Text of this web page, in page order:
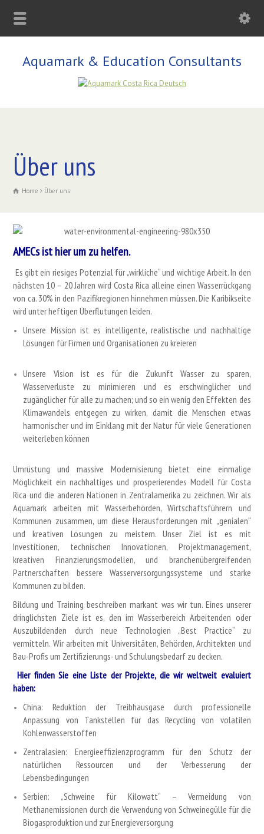
Aquamark & Education Consultants
Über uns
Home Über uns
AMECs ist hier um zu helfen.
Es gibt ein riesiges Potenzial für „wirkliche“ und wichtige Arbeit. In den
nächsten 10 – 20 Jahren wird Costa Rica alleine einen Wasserrückgang
von ca. 30% in den Pazifikregionen hinnehmen müssen. Die Karibikseite
wird unter heftigen Überflutungen leiden.
Unsere Mission ist es intelligente, realistische und nachhaltige
Lösungen für Firmen und Organisationen zu kreieren
Unsere Vision ist es für die Zukunft Wasser zu sparen,
Wasserverluste zu minimieren und es erschwinglicher und
zugänglicher für alle zu machen; und so ein wenig den Effekten des
Klimawandels entgegen zu wirken, damit die Menschen etwas
harmonischer und im Einklang mit der Natur für viele Generationen
weiterleben können
Umrüstung und massive Modernisierung bietet eine einmalige
Möglichkeit ein nachhaltiges und prosperierendes Modell für Costa
Rica und die anderen Nationen in Zentralamerika zu zeichnen. Wir als
Aquamark arbeiten mit Wasserbehörden, Wirtschaftsführern und
Kommunen zusammen, um diese Herausforderungen mit „genialen“
und kreativen Lösungen zu meistern. Unser Ziel ist es mit
Investitionen, technischen Innovationen, Projektmanagement,
kreativen Finanzierungsmodellen, und branchenübergreifenden
Partnerschaften bessere Wasserversorgungssysteme und starke
Kommunen zu bilden.
Bildung und Training beschreiben markant was wir tun. Eines unserer
dringlichsten Ziele ist es, den im Wasserbereich Arbeitenden oder
Auszubildenden durch neue Technologien „Best Practice“ zu
vermitteln. Wir arbeiten mit Universitäten, Behörden, Architekten und
Bau-Profis um Zertifizierungs- und Schulungsbedarf zu decken.
Hier finden Sie eine Liste der Projekte, die wir weltweit evaluiert
haben:
China: Reduktion der Treibhausgase durch professionelle
Anpassung von Tankstellen für das Recycling von volatilen
Kohlenwasserstoffen
Zentralasien: Energieeffizienzprogramm für den Schutz der
natürlichen Ressourcen und der Verbesserung der
Lebensbedingungen
Serbien: „Schweine für Kilowatt“ – Vermeidung von
Methanemissionen durch die Verwendung von Schweinegülle für die
Biogasproduktion und zur Energieversorgung